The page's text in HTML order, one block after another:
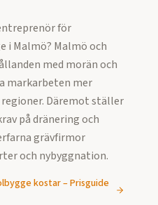
för
i Malmö? Malmö och
med morän och
markarbeten mer
Däremot ställer
på dränering och
grävfirmor
och nybyggnation.
kostar – Prisguide